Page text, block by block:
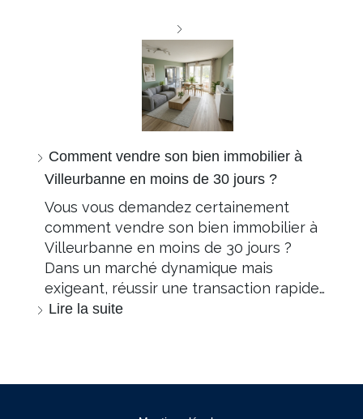
Comment vendre son bien immobilier à
Villeurbanne en moins de 30 jours ?
Vous vous demandez certainement
comment vendre son bien immobilier à
Villeurbanne en moins de 30 jours ?
Dans un marché dynamique mais
exigeant, réussir une transaction rapide…
Lire la suite